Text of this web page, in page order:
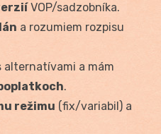
VOP/sadzobníka.
a rozumiem rozpisu
alternatívami a mám
.
režimu (fix/variabil) a